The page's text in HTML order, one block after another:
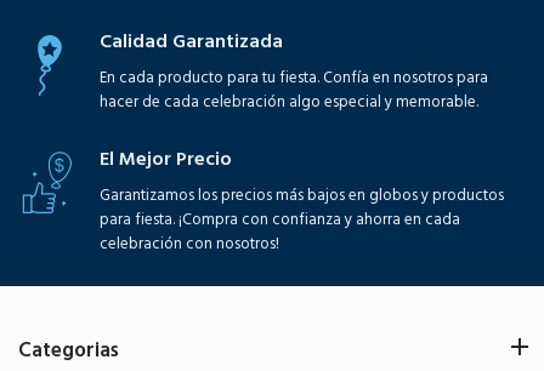
Calidad Garantizada
En cada producto para tu fiesta. Confía en nosotros para
hacer de cada celebración algo especial y memorable.
El Mejor Precio
Garantizamos los precios más bajos en globos y productos
para fiesta. ¡Compra con confianza y ahorra en cada
celebración con nosotros!
Categorias